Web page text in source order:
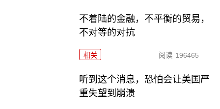
不着陆的金融，不平衡的贸易，
不对等的对抗
相关 阅读 196465
听到这个消息，恐怕会让美国严
重失望到崩溃